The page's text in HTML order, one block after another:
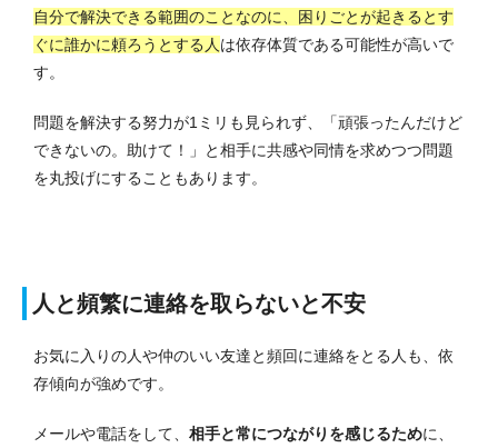
自分で解決できる範囲のことなのに、困りごとが起きるとす
ぐに誰かに頼ろうとする人 は依存体質である可能性が高いで
す。
問題を解決する努力が1ミリも見られず、「頑張ったんだけど
できないの。助けて！」と相手に共感や同情を求めつつ問題
を丸投げにすることもあります。
人と頻繁に連絡を取らないと不安
お気に入りの人や仲のいい友達と頻回に連絡をとる人も、依
存傾向が強めです。
メールや電話をして、 相手と常につながりを感じるために、